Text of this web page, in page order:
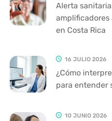
Alerta
en Costa Rica
16 JULIO 2026
¿Cómo
para entender
10 JUNIO 2026